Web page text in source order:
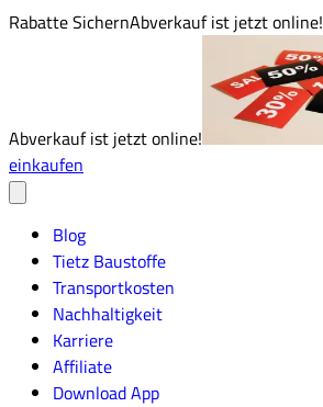
Rabatte SichernAbverkauf ist jetzt online!
Abverkauf ist jetzt online!
einkaufen
Blog
Tietz Baustoffe
Transportkosten
Nachhaltigkeit
Karriere
Affiliate
Download App